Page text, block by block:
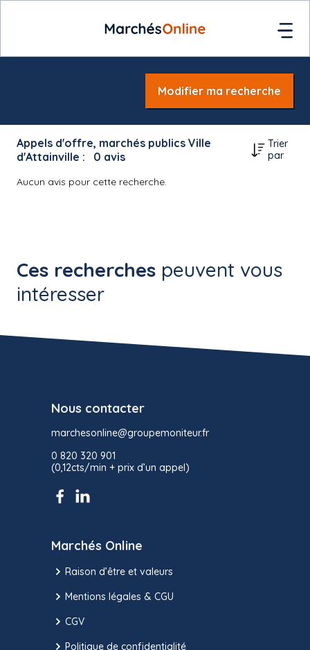
Modifier ma recherche
Appels d'offre, marchés publics Ville
d'Attainville :
0 avis
Trier
par
Aucun avis pour cette recherche.
Ces recherches peuvent vous
intéresser
Nous contacter
marchesonline@groupemoniteur.fr
0 820 320 901
(0,12cts/min + prix d’un appel)
Marchés Online
Raison d’être et valeurs
Mentions légales & CGU
CGV
Politique de confidentialité